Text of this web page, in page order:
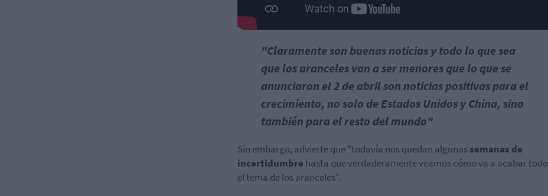
"Claramente son buenas noticias y todo lo que sea
que los aranceles van a ser menores que lo que se
anunciaron el 2 de abril son noticias positivas para el
crecimiento, no solo de Estados Unidos y China, sino
también para el resto del mundo"
Sin embargo, advierte que "todavía nos quedan algunassemanas de
incertidumbre hasta que verdaderamente veamos cómo va a acabar todo
el tema de los aranceles".